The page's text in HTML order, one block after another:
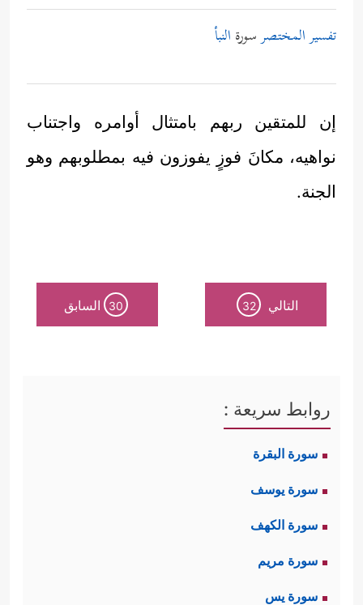
تفسير المختصرسورة النبأ
إن للمتقين ربهم بامتثال أوامره واجتناب
نواهيه، مكانَ فوزٍ يفوزون فيه بمطلوبهم وهو
الجنة.
التالي 32
30 السابق
روابط سريعة :
سورة البقرة
سورة يوسف
سورة الكهف
سورة مريم
سورة يس